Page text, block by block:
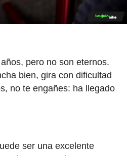
pero no son eternos.
bien, gira con dificultad
no te engañes: ha llegado
ser una excelente